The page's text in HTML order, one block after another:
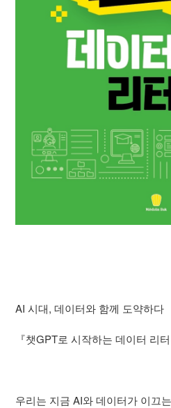
AI 시대, 데이터와 함께 도약하다
『챗GPT로 시작하는 데이터 리터
우리는 지금 AI와 데이터가 이끄